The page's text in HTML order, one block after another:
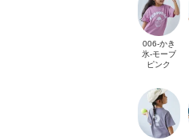
006-かき
氷-モーブ
ピンク